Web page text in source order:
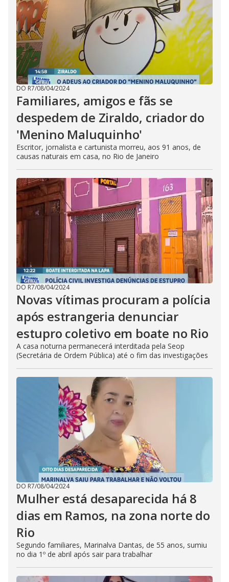
DO R7/08/04/2024
Familiares, amigos e fãs se
despedem de Ziraldo, criador do
'Menino Maluquinho'
Escritor, jornalista e cartunista morreu, aos 91 anos, de
causas naturais em casa, no Rio de Janeiro
DO R7/08/04/2024
Novas vítimas procuram a polícia
após estrangeria denunciar
estupro coletivo em boate no Rio
A casa noturna permanecerá interditada pela Seop
(Secretária de Ordem Pública) até o fim das investigações
DO R7/08/04/2024
Mulher está desaparecida há 8
dias em Ramos, na zona norte do
Rio
Segundo familiares, Marinalva Dantas, de 55 anos, sumiu
no dia 1º de abril após sair para trabalhar